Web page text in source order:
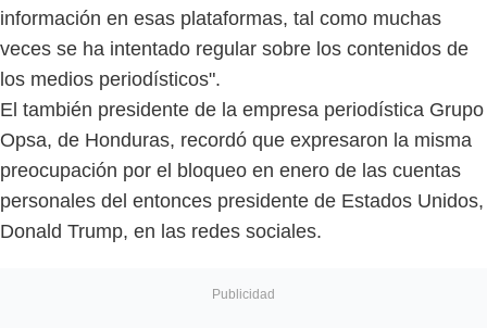
información en esas plataformas, tal como muchas
veces se ha intentado regular sobre los contenidos de
los medios periodísticos".
El también presidente de la empresa periodística Grupo
Opsa, de Honduras, recordó que expresaron la misma
preocupación por el bloqueo en enero de las cuentas
personales del entonces presidente de Estados Unidos,
Donald Trump, en las redes sociales.